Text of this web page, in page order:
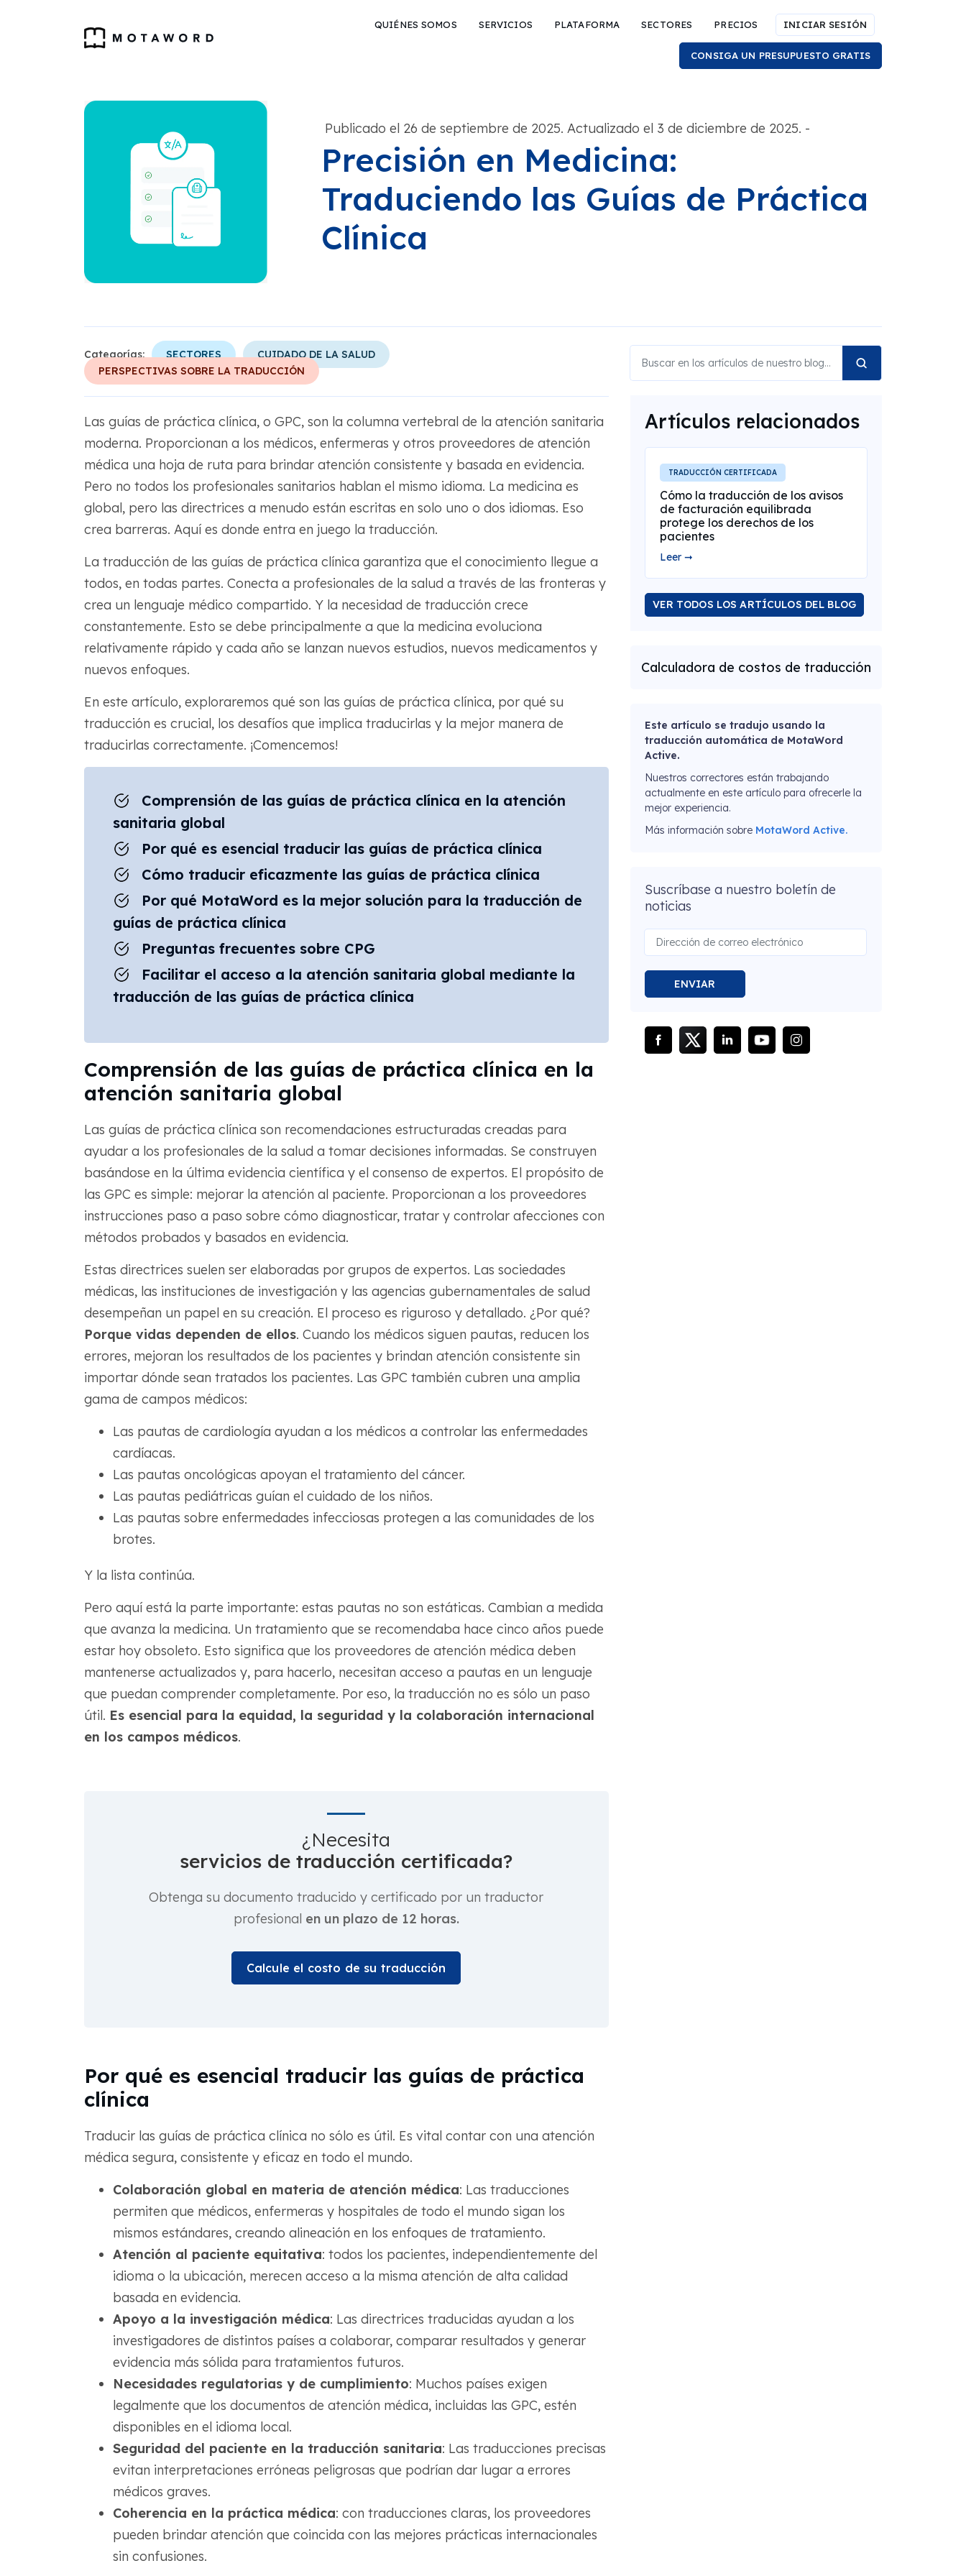
QUIÉNES SOMOS SERVICIOS PLATAFORMA SECTORES PRECIOS INICIAR SESIÓN
CONSIGA UN PRESUPUESTO GRATIS
Publicado el 26 de septiembre de 2025. Actualizado el 3 de diciembre de 2025. -
Precisión en Medicina:
Traduciendo las Guías de Práctica
Clínica
Categorías: SECTORES
CUIDADO DE LA SALUD
PERSPECTIVAS SOBRE LA TRADUCCIÓN
Las guías de práctica clínica, o GPC, son la columna vertebral de la atención sanitaria
moderna. Proporcionan a los médicos, enfermeras y otros proveedores de atención
médica una hoja de ruta para brindar atención consistente y basada en evidencia.
Pero no todos los profesionales sanitarios hablan el mismo idioma. La medicina es
global, pero las directrices a menudo están escritas en solo uno o dos idiomas. Eso
crea barreras. Aquí es donde entra en juego la traducción.
La traducción de las guías de práctica clínica garantiza que el conocimiento llegue a
todos, en todas partes. Conecta a profesionales de la salud a través de las fronteras y
crea un lenguaje médico compartido. Y la necesidad de traducción crece
constantemente. Esto se debe principalmente a que la medicina evoluciona
relativamente rápido y cada año se lanzan nuevos estudios, nuevos medicamentos y
nuevos enfoques.
En este artículo, exploraremos qué son las guías de práctica clínica, por qué su
traducción es crucial, los desafíos que implica traducirlas y la mejor manera de
traducirlas correctamente. ¡Comencemos!
Comprensión de las guías de práctica clínica en la atención
sanitaria global
Por qué es esencial traducir las guías de práctica clínica
Cómo traducir eficazmente las guías de práctica clínica
Por qué MotaWord es la mejor solución para la traducción de
guías de práctica clínica
Preguntas frecuentes sobre CPG
Facilitar el acceso a la atención sanitaria global mediante la
traducción de las guías de práctica clínica
Comprensión de las guías de práctica clínica en la
atención sanitaria global
Las guías de práctica clínica son recomendaciones estructuradas creadas para
ayudar a los profesionales de la salud a tomar decisiones informadas. Se construyen
basándose en la última evidencia científica y el consenso de expertos. El propósito de
las GPC es simple: mejorar la atención al paciente. Proporcionan a los proveedores
instrucciones paso a paso sobre cómo diagnosticar, tratar y controlar afecciones con
métodos probados y basados en evidencia.
Estas directrices suelen ser elaboradas por grupos de expertos. Las sociedades
médicas, las instituciones de investigación y las agencias gubernamentales de salud
desempeñan un papel en su creación. El proceso es riguroso y detallado. ¿Por qué?
Porque vidas dependen de ellos. Cuando los médicos siguen pautas, reducen los
errores, mejoran los resultados de los pacientes y brindan atención consistente sin
importar dónde sean tratados los pacientes. Las GPC también cubren una amplia
gama de campos médicos:
Las pautas de cardiología ayudan a los médicos a controlar las enfermedades
cardíacas.
Las pautas oncológicas apoyan el tratamiento del cáncer.
Las pautas pediátricas guían el cuidado de los niños.
Las pautas sobre enfermedades infecciosas protegen a las comunidades de los
brotes.
Y la lista continúa.
Pero aquí está la parte importante: estas pautas no son estáticas. Cambian a medida
que avanza la medicina. Un tratamiento que se recomendaba hace cinco años puede
estar hoy obsoleto. Esto significa que los proveedores de atención médica deben
mantenerse actualizados y, para hacerlo, necesitan acceso a pautas en un lenguaje
que puedan comprender completamente. Por eso, la traducción no es sólo un paso
útil. Es esencial para la equidad, la seguridad y la colaboración internacional
en los campos médicos.
¿Necesita
servicios de traducción certificada?
Obtenga su documento traducido y certificado por un traductor
profesional en un plazo de 12 horas.
Calcule el costo de su traducción
Por qué es esencial traducir las guías de práctica
clínica
Traducir las guías de práctica clínica no sólo es útil. Es vital contar con una atención
médica segura, consistente y eficaz en todo el mundo.
Colaboración global en materia de atención médica: Las traducciones
permiten que médicos, enfermeras y hospitales de todo el mundo sigan los
mismos estándares, creando alineación en los enfoques de tratamiento.
Atención al paciente equitativa: todos los pacientes, independientemente del
idioma o la ubicación, merecen acceso a la misma atención de alta calidad
basada en evidencia.
Apoyo a la investigación médica: Las directrices traducidas ayudan a los
investigadores de distintos países a colaborar, comparar resultados y generar
evidencia más sólida para tratamientos futuros.
Necesidades regulatorias y de cumplimiento: Muchos países exigen
legalmente que los documentos de atención médica, incluidas las GPC, estén
disponibles en el idioma local.
Seguridad del paciente en la traducción sanitaria: Las traducciones precisas
evitan interpretaciones erróneas peligrosas que podrían dar lugar a errores
médicos graves.
Coherencia en la práctica médica: con traducciones claras, los proveedores
pueden brindar atención que coincida con las mejores prácticas internacionales
sin confusiones.
Artículos relacionados
TRADUCCIÓN CERTIFICADA
Cómo la traducción de los avisos
de facturación equilibrada
protege los derechos de los
pacientes
Leer ➞
VER TODOS LOS ARTÍCULOS DEL BLOG
Calculadora de costos de traducción
Este artículo se tradujo usando la
traducción automática de MotaWord
Active.
Nuestros correctores están trabajando
actualmente en este artículo para ofrecerle la
mejor experiencia.
Más información sobre MotaWord Active.
Suscríbase a nuestro boletín de
noticias
ENVIAR